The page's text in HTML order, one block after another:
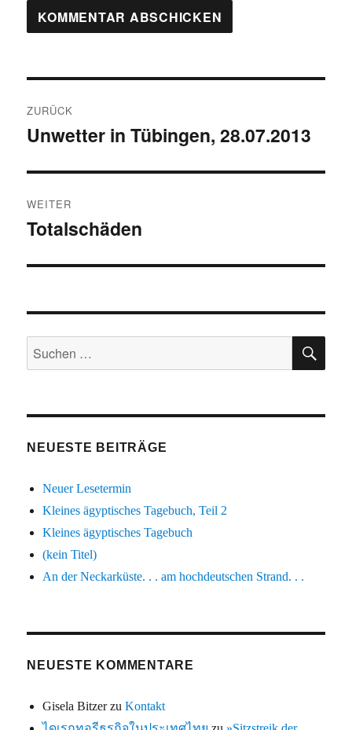
ZURÜCK
Vorheriger
Unwetter in Tübingen, 28.07.2013
WEITER
Nächster
Totalschäden
Suchen
nach:
NEUESTE BEITRÄGE
Neuer Lesetermin
Kleines ägyptisches Tagebuch, Teil 2
Kleines ägyptisches Tagebuch
(kein Titel)
An der Neckarküste. . . am hochdeutschen Strand. . .
NEUESTE KOMMENTARE
Gisela BitzerzuKontakt